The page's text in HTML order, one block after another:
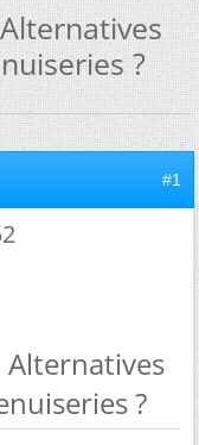
?
#1
Alternatives
?